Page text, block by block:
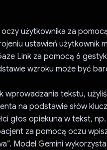
użytkownika za
ustawień użytkownik
Link za pomocą 6
wzroku może być
wprowadzania tekstu,
na podstawie słów
głos opiekuna w tekst,
za pomocą oczu
Model Gemini